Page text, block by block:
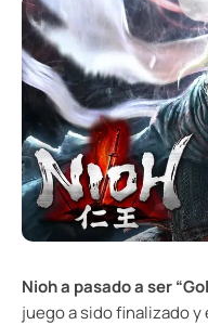
Nioh a pasado a ser
juego a sido finalizado y